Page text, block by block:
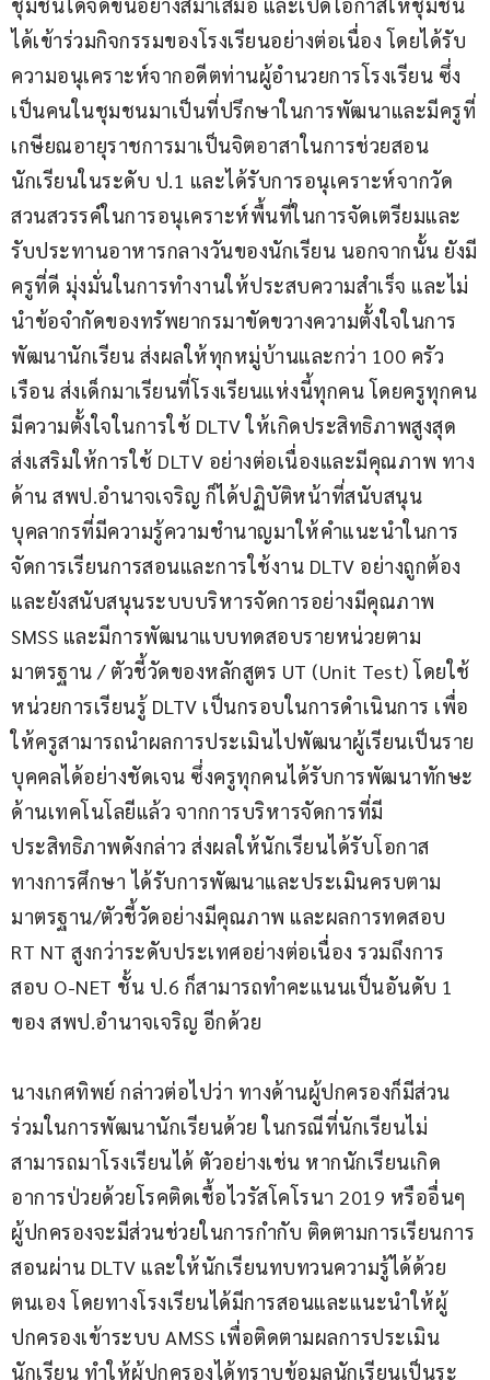
ชุมชนได้จัดขึ้นอย่างสม่ำเสมอ และเปิดโอกาสให้ชุมชน
ได้เข้าร่วมกิจกรรมของโรงเรียนอย่างต่อเนื่อง โดยได้รับ
ความอนุเคราะห์จากอดีตท่านผู้อำนวยการโรงเรียน ซึ่ง
เป็นคนในชุมชนมาเป็นที่ปรึกษาในการพัฒนาและมีครูที่
เกษียณอายุราชการมาเป็นจิตอาสาในการช่วยสอน
นักเรียนในระดับ ป.1 และได้รับการอนุเคราะห์จากวัด
สวนสวรรค์ในการอนุเคราะห์พื้นที่ในการจัดเตรียมและ
รับประทานอาหารกลางวันของนักเรียน นอกจากนั้น ยังมี
ครูที่ดี มุ่งมั่นในการทำงานให้ประสบความสำเร็จ และไม่
นำข้อจำกัดของทรัพยากรมาขัดขวางความตั้งใจในการ
พัฒนานักเรียน ส่งผลให้ทุกหมู่บ้านและกว่า 100 ครัว
เรือน ส่งเด็กมาเรียนที่โรงเรียนแห่งนี้ทุกคน โดยครูทุกคน
มีความตั้งใจในการใช้ DLTV ให้เกิดประสิทธิภาพสูงสุด
ส่งเสริมให้การใช้ DLTV อย่างต่อเนื่องและมีคุณภาพ ทาง
ด้าน สพป.อำนาจเจริญ ก็ได้ปฏิบัติหน้าที่สนับสนุน
บุคลากรที่มีความรู้ความชำนาญมาให้คำแนะนำในการ
จัดการเรียนการสอนและการใช้งาน DLTV อย่างถูกต้อง
และยังสนับสนุนระบบบริหารจัดการอย่างมีคุณภาพ
SMSS และมีการพัฒนาแบบทดสอบรายหน่วยตาม
มาตรฐาน / ตัวชี้วัดของหลักสูตร UT (Unit Test) โดยใช้
หน่วยการเรียนรู้ DLTV เป็นกรอบในการดำเนินการ เพื่อ
ให้ครูสามารถนำผลการประเมินไปพัฒนาผู้เรียนเป็นราย
บุคคลได้อย่างชัดเจน ซึ่งครูทุกคนได้รับการพัฒนาทักษะ
ด้านเทคโนโลยีแล้ว จากการบริหารจัดการที่มี
ประสิทธิภาพดังกล่าว ส่งผลให้นักเรียนได้รับโอกาส
ทางการศึกษา ได้รับการพัฒนาและประเมินครบตาม
มาตรฐาน/ตัวชี้วัดอย่างมีคุณภาพ และผลการทดสอบ
RT NT สูงกว่าระดับประเทศอย่างต่อเนื่อง รวมถึงการ
สอบ O-NET ชั้น ป.6 ก็สามารถทำคะแนนเป็นอันดับ 1
ของ สพป.อำนาจเจริญ อีกด้วย
นางเกศทิพย์ กล่าวต่อไปว่า ทางด้านผู้ปกครองก็มีส่วน
ร่วมในการพัฒนานักเรียนด้วย ในกรณีที่นักเรียนไม่
สามารถมาโรงเรียนได้ ตัวอย่างเช่น หากนักเรียนเกิด
อาการป่วยด้วยโรคติดเชื้อไวรัสโคโรนา 2019 หรืออื่นๆ
ผู้ปกครองจะมีส่วนช่วยในการกำกับ ติดตามการเรียนการ
สอนผ่าน DLTV และให้นักเรียนทบทวนความรู้ได้ด้วย
ตนเอง โดยทางโรงเรียนได้มีการสอนและแนะนำให้ผู้
ปกครองเข้าระบบ AMSS เพื่อติดตามผลการประเมิน
นักเรียน ทำให้ผู้ปกครองได้ทราบข้อมูลนักเรียนเป็นระ